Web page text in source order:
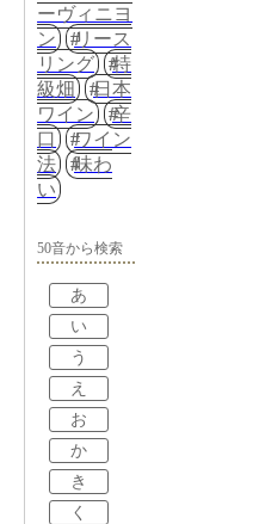
ーヴィニヨ
ン
リース
リング
特
級畑
日本
ワイン
辛
口
ワイン
法
味わ
い
50音から検索
あ
い
う
え
お
か
き
く